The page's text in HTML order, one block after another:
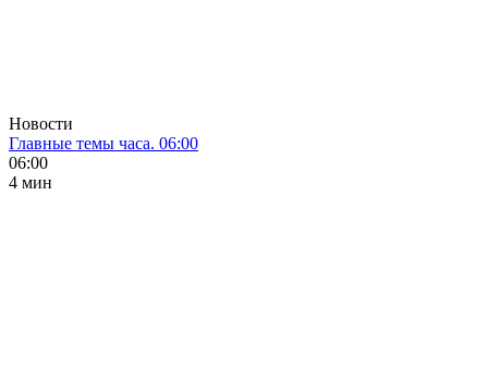
Новости
Главные темы часа. 06:00
06:00
4 мин